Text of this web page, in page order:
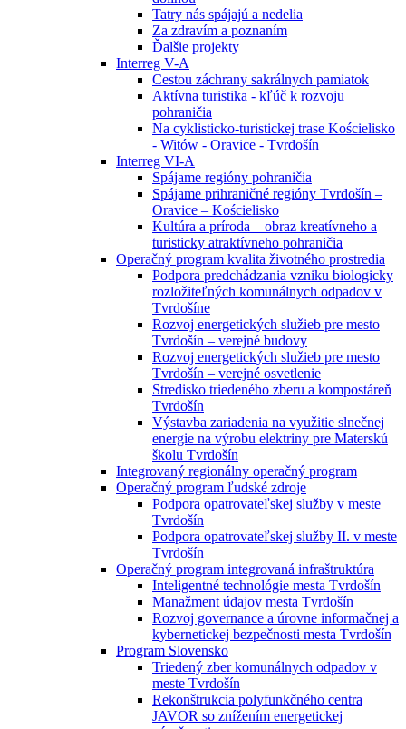
Tatry nás spájajú a nedelia
Za zdravím a poznaním
Ďalšie projekty
Interreg V-A
Cestou záchrany sakrálnych pamiatok
Aktívna turistika - kľúč k rozvoju
pohraničia
Na cyklisticko-turistickej trase Kościelisko
- Witów - Oravice - Tvrdošín
Interreg VI-A
Spájame regióny pohraničia
Spájame prihraničné regióny Tvrdošín –
Oravice – Kościelisko
Kultúra a príroda – obraz kreatívneho a
turisticky atraktívneho pohraničia
Operačný program kvalita životného prostredia
Podpora predchádzania vzniku biologicky
rozložiteľných komunálnych odpadov v
Tvrdošíne
Rozvoj energetických služieb pre mesto
Tvrdošín – verejné budovy
Rozvoj energetických služieb pre mesto
Tvrdošín – verejné osvetlenie
Stredisko triedeného zberu a kompostáreň
Tvrdošín
Výstavba zariadenia na využitie slnečnej
energie na výrobu elektriny pre Materskú
školu Tvrdošín
Integrovaný regionálny operačný program
Operačný program ľudské zdroje
Podpora opatrovateľskej služby v meste
Tvrdošín
Podpora opatrovateľskej služby II. v meste
Tvrdošín
Operačný program integrovaná infraštruktúra
Inteligentné technológie mesta Tvrdošín
Manažment údajov mesta Tvrdošín
Rozvoj governance a úrovne informačnej a
kybernetickej bezpečnosti mesta Tvrdošín
Program Slovensko
Triedený zber komunálnych odpadov v
meste Tvrdošín
Rekonštrukcia polyfunkčného centra
JAVOR so znížením energetickej